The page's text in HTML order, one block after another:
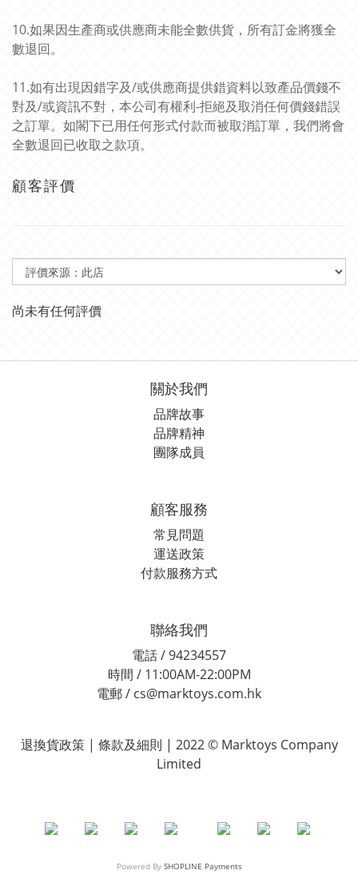
10.如果因生產商或供應商未能全數供貨，所有訂金將獲全
數退回。
11.如有出現因錯字及/或供應商提供錯資料以致產品價錢不
對及/或資訊不對，本公司有權利-拒絕及取消任何價錢錯誤
之訂單。如閣下已用任何形式付款而被取消訂單，我們將會
全數退回已收取之款項。
顧客評價
尚未有任何評價
關於我們
品牌故事
品牌精神
團隊成員
顧客服務
常見問題
運送政策
付款服務方式
聯絡我們
電話 / 94234557
時間 / 11:00AM-22:00PM
電郵 / cs@marktoys.com.hk
退換貨政策 | 條款及細則 | 2022 © Marktoys Company
Limited
Powered By SHOPLINE Payments